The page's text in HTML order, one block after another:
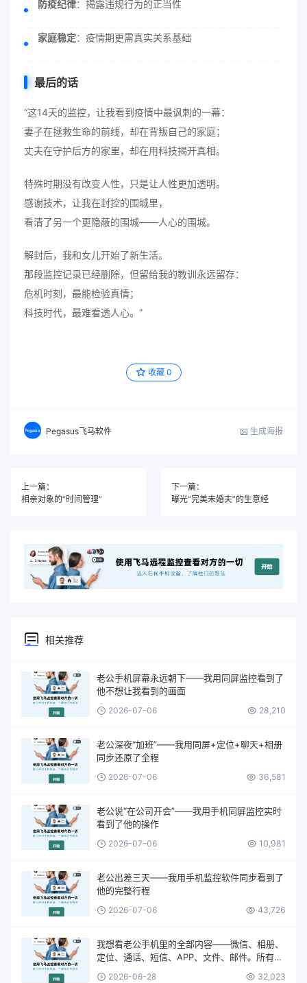
防疫纪律：揭露违规行为的正当性
家庭稳定：疫情期更需真实关系基础
最后的话
“这14天的监控，让我看到疫情中最讽刺的一幕：
妻子在拯救生命的前线，却在背叛自己的家庭；
丈夫在守护后方的家里，却在用科技揭开真相。
特殊时期没有改变人性，只是让人性更加透明。
感谢技术，让我在封控的围城里，
看清了另一个更隐蔽的围城——人心的围城。
解封后，我和女儿开始了新生活。
那段监控记录已经删除，但留给我的教训永远留存：
危机时刻，最能检验真情；
科技时代，最难看透人心。”
收藏 0
Pegasus飞马软件 生成海报
上一篇：
相亲对象的“时间管理”
下一篇：
曝光“完美未婚夫”的生意经
相关推荐
老公手机屏幕永远朝下——我用同屏监控看到了
他不想让我看到的画面
2026-07-06 28,210
老公深夜“加班”——我用同屏+定位+聊天+相册
同步还原了全程
2026-07-06 36,581
老公说“在公司开会”——我用手机同屏监控实时
看到了他的操作
2026-07-06 10,981
老公出差三天——我用手机监控软件同步看到了
他的完整行程
2026-07-06 43,726
我想看老公手机里的全部内容——微信、相册、
定位、通话、短信、APP、文件、邮件。所有的
2026-06-28 32,023